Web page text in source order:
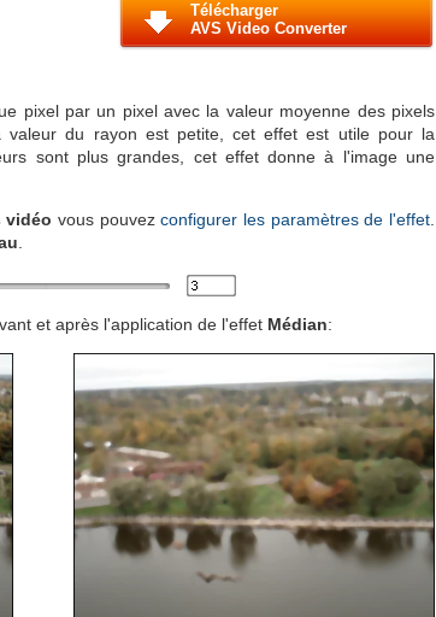
Télécharger
AVS Video Converter
pixel par un pixel avec la valeur moyenne des pixels
valeur du rayon est petite, cet effet est utile pour la
sont plus grandes, cet effet donne à l'image une
vidéo vous pouvezconfigurer les paramètres de l'effet
et après l'application de l'effet Médian: